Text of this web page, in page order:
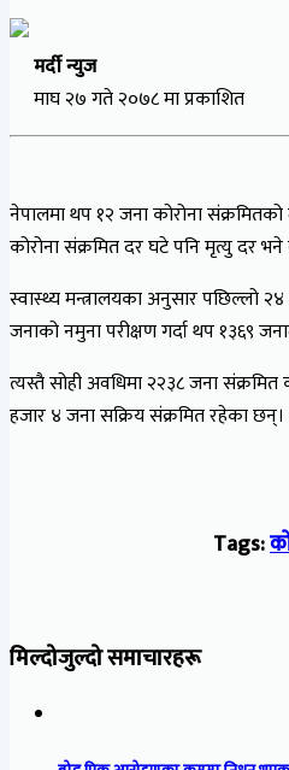
मर्दी न्युज
माघ २७ गते २०७८ मा प्रकाशित
नेपालमा थप १२ जना कोरोना
कोरोना संक्रमित दर घटे पनि मृत्यु दर
स्वास्थ्य मन्त्रालयका अनुसार पछिल्लो
जनाको नमुना परीक्षण गर्दा थप १३६९
त्यस्तै सोही अवधिमा २२३८ जना
हजार ४ जना सक्रिय संक्रमित रहेका छन्।
Tags:
मिल्दोजुल्दो समाचारहरू